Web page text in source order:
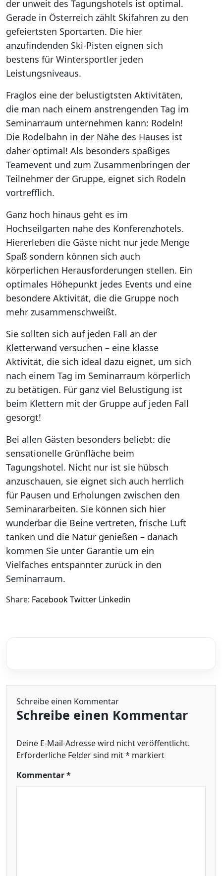
der unweit des Tagungshotels ist optimal.
Gerade in Österreich zählt Skifahren zu den
gefeiertsten Sportarten. Die hier
anzufindenden Ski-Pisten eignen sich
bestens für Wintersportler jeden
Leistungsniveaus.
Fraglos eine der belustigtsten Aktivitäten,
die man nach einem anstrengenden Tag im
Seminarraum unternehmen kann: Rodeln!
Die Rodelbahn in der Nähe des Hauses ist
daher optimal! Als besonders spaßiges
Teamevent und zum Zusammenbringen der
Teilnehmer der Gruppe, eignet sich Rodeln
vortrefflich.
Ganz hoch hinaus geht es im
Hochseilgarten nahe des Konferenzhotels.
Hiererleben die Gäste nicht nur jede Menge
Spaß sondern können sich auch
körperlichen Herausforderungen stellen. Ein
optimales Höhepunkt jedes Events und eine
besondere Aktivität, die die Gruppe noch
mehr zusammenschweißt.
Sie sollten sich auf jeden Fall an der
Kletterwand versuchen – eine klasse
Aktivität, die sich ideal dazu eignet, um sich
nach einem Tag im Seminarraum körperlich
zu betätigen. Für ganz viel Belustigung ist
beim Klettern mit der Gruppe auf jeden Fall
gesorgt!
Bei allen Gästen besonders beliebt: die
sensationelle Grünfläche beim
Tagungshotel. Nicht nur ist sie hübsch
anzuschauen, sie eignet sich auch herrlich
für Pausen und Erholungen zwischen den
Seminararbeiten. Sie können sich hier
wunderbar die Beine vertreten, frische Luft
tanken und die Natur genießen – danach
kommen Sie unter Garantie um ein
Vielfaches entspannter zurück in den
Seminarraum.
Share: FacebookTwitter Linkedin
Schreibe einen Kommentar
Schreibe einen Kommentar
Deine E-Mail-Adresse wird nicht veröffentlicht.
Erforderliche Felder sind mit* markiert
Kommentar*